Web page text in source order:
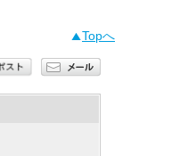
Topへ